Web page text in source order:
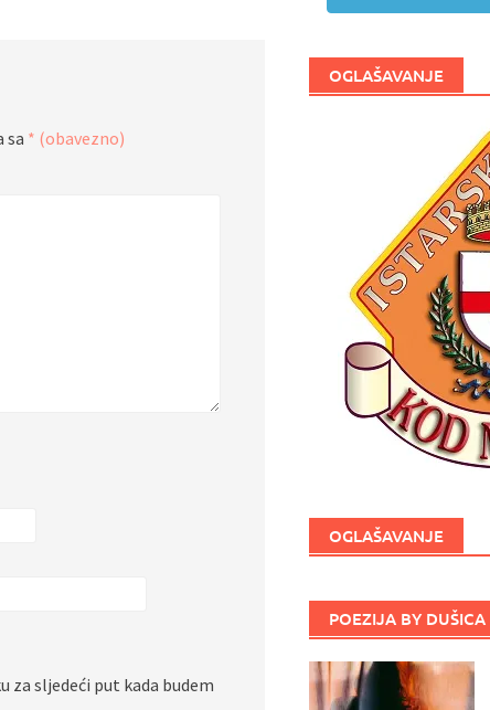
sa * (obavezno)
sljedeći put kada budem
OGLAŠAVANJE
OGLAŠAVANJE
POEZIJA BY DUŠICA